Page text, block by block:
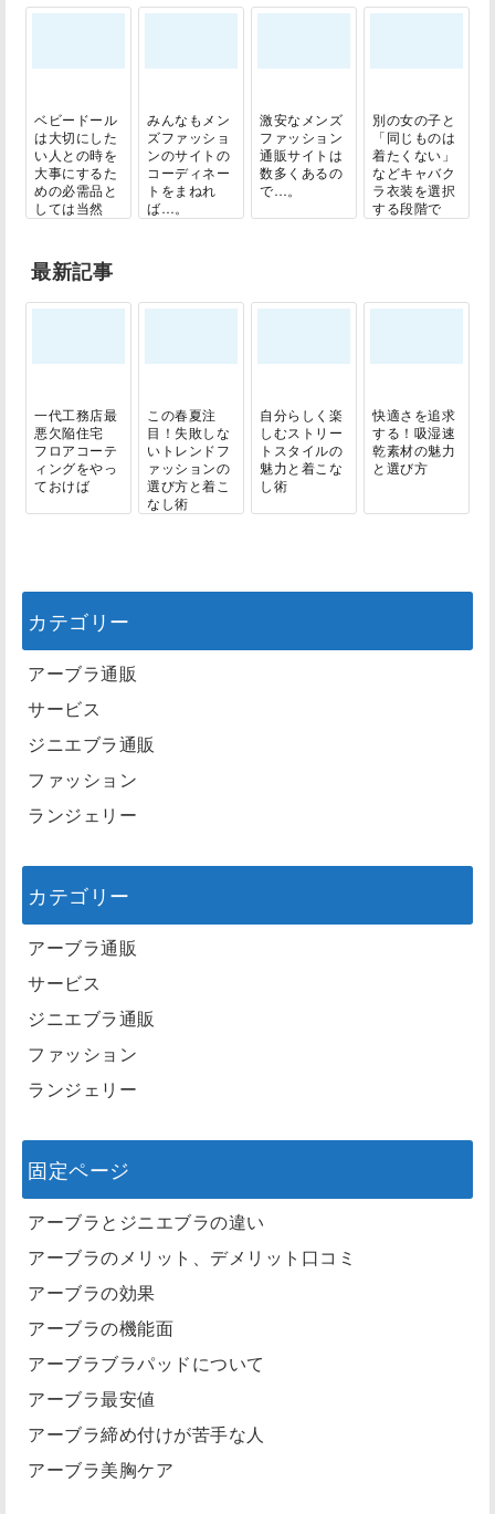
ベビードール
は大切にした
い人との時を
大事にするた
めの必需品と
しては当然
みんなもメン
ズファッショ
ンのサイトの
コーディネー
トをまねれ
ば…。
激安なメンズ
ファッション
通販サイトは
数多くあるの
で…。
別の女の子と
「同じものは
着たくない」
などキャバク
ラ衣装を選択
する段階で
最新記事
一代工務店最
悪欠陥住宅
フロアコーテ
ィングをやっ
ておけば
この春夏注
目！失敗しな
いトレンドフ
ァッションの
選び方と着こ
なし術
自分らしく楽
しむストリー
トスタイルの
魅力と着こな
し術
快適さを追求
する！吸湿速
乾素材の魅力
と選び方
カテゴリー
アーブラ通販
サービス
ジニエブラ通販
ファッション
ランジェリー
カテゴリー
アーブラ通販
サービス
ジニエブラ通販
ファッション
ランジェリー
固定ページ
アーブラとジニエブラの違い
アーブラのメリット、デメリット口コミ
アーブラの効果
アーブラの機能面
アーブラブラパッドについて
アーブラ最安値
アーブラ締め付けが苦手な人
アーブラ美胸ケア